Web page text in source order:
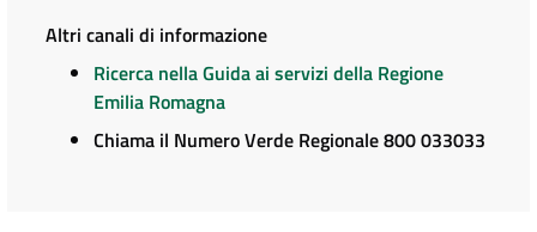
Altri canali di informazione
Ricerca nella Guida ai servizi della Regione
Emilia Romagna
Chiama il Numero Verde Regionale 800 033033